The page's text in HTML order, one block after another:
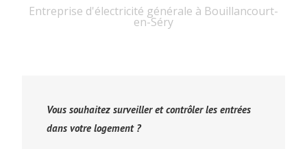
Entreprise d'électricité générale à Bouillancourt-
en-Séry
Vous souhaitez surveiller et contrôler les entrées
dans votre logement ?